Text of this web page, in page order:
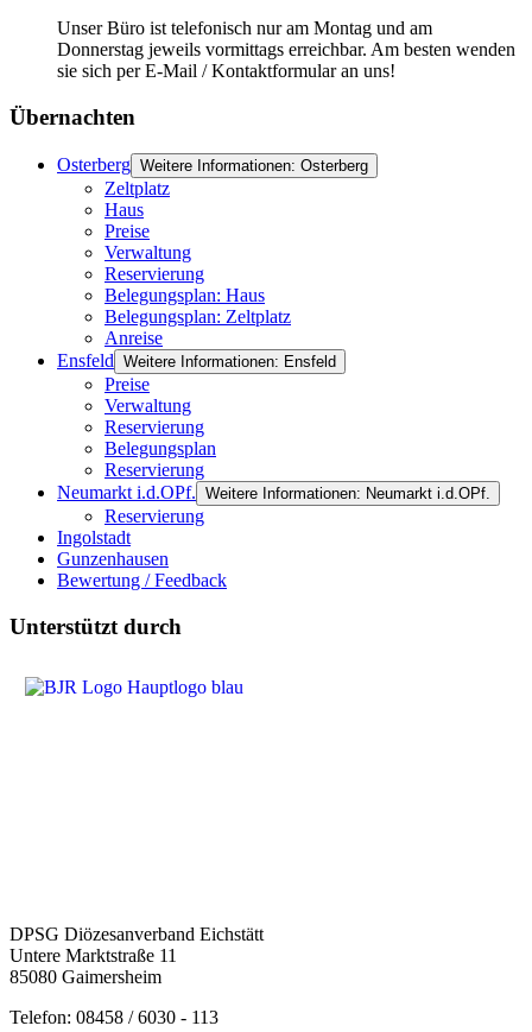
Unser Büro ist telefonisch nur am Montag und am
Donnerstag jeweils vormittags erreichbar. Am besten wenden
sie sich per E-Mail / Kontaktformular an uns!
Übernachten
Osterberg Weitere Informationen: Osterberg
Zeltplatz
Haus
Preise
Verwaltung
Reservierung
Belegungsplan: Haus
Belegungsplan: Zeltplatz
Anreise
Ensfeld Weitere Informationen: Ensfeld
Preise
Verwaltung
Reservierung
Belegungsplan
Reservierung
Neumarkt i.d.OPf. Weitere Informationen: Neumarkt i.d.OPf.
Reservierung
Ingolstadt
Gunzenhausen
Bewertung / Feedback
Unterstützt durch
DPSG Diözesanverband Eichstätt
Untere Marktstraße 11
85080 Gaimersheim
Telefon: 08458 / 6030 - 113